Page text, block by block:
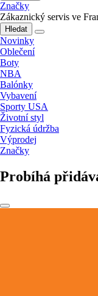
Značky
Zákaznický servis ve
Hledat
Novinky
Oblečení
Boty
NBA
Balónky
Vybavení
Sporty USA
Životní styl
Fyzická údržba
Výprodej
Značky
Probíhá